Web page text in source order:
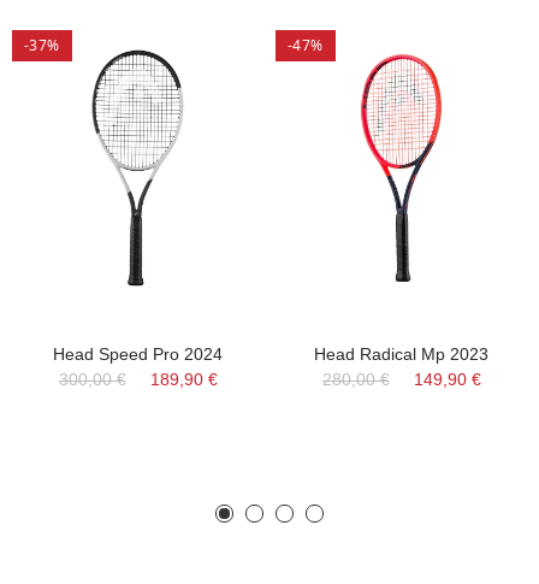
-37%
Head Speed Pro 2024
300,00 €
189,90 €
-47%
Head Radical Mp 2023
280,00 €
149,90 €